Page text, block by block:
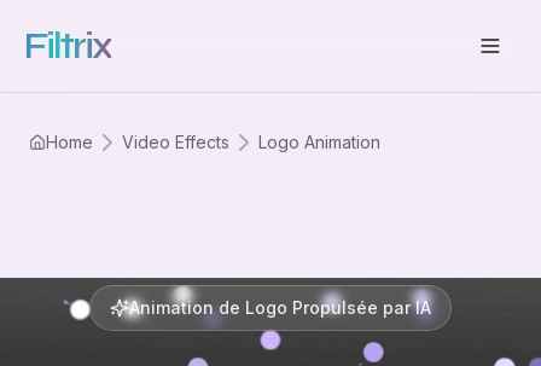
Filtrix
Home Video Effects Logo Animation
Animation de Logo Propulsée par IA